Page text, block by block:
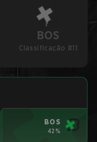
BOS
Classificação #11
BOS
42%